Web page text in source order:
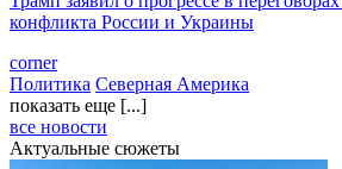
конфликта России и Украины
corner
Политика Северная Америка
показать еще [...]
все новости
Актуальные сюжеты